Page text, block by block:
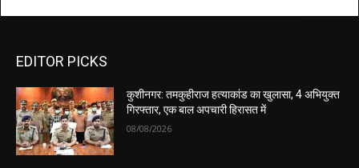
EDITOR PICKS
कुशीनगर: तमकुहीराज हत्याकांड का खुलासा, 4 अभियुक्त
गिरफ्तार, एक बाल अपचारी हिरासत में
08/08/2026